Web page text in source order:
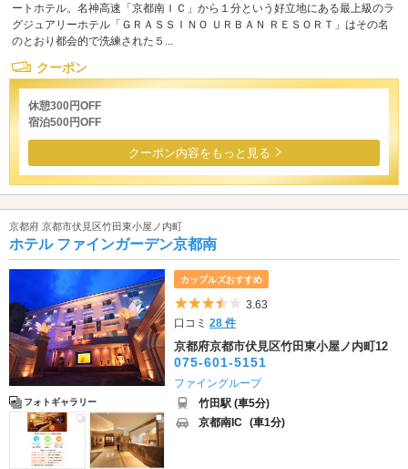
ートホテル。名神高速「京都南ＩＣ」から１分という好立地にある最上級のラ
グジュアリーホテル「ＧＲＡＳＳＩＮＯ ＵＲＢＡＮ ＲＥＳＯＲＴ」はその名
のとおり都会的で洗練された５...
クーポン
休憩300円OFF
宿泊500円OFF
クーポン内容をもっと見る
京都府 京都市伏見区竹田東小屋ノ内町
ホテル ファインガーデン京都南
フォトギャラリー
カップルズおすすめ
5つ星のうち3.5
3.63
口コミ28 件
京都府京都市伏見区竹田東小屋ノ内町12
075-601-5151
ファイングループ
竹田駅 (車5分)
京都南IC (車1分)